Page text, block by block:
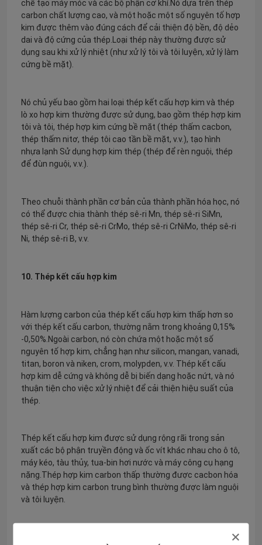
chế tạo máy móc và các bộ phận cơ khí.Nó dựa trên thép
carbon chất lượng cao, và một hoặc một số nguyên tố hợp
kim được thêm vào đúng cách để cải thiện độ bền, độ dẻo
dai và độ cứng của thép.Loại thép này thường được sử
dụng sau khi xử lý nhiệt (như xử lý tôi và tôi luyện, xử lý làm
cứng bề mặt).
Nó chủ yếu bao gồm hai loại thép kết cấu hợp kim và thép
lò xo hợp kim thường được sử dụng, bao gồm thép hợp kim
tôi và tôi, thép hợp kim cứng bề mặt (thép thấm cacbon,
thép thấm nitơ, thép tôi cao tần bề mặt, v.v.), tạo hình
nhựa lạnh Sử dụng hợp kim thép (thép để rèn nguội, thép
để đùn nguội, v.v.).
Theo chuỗi thành phần cơ bản của thành phần hóa học, nó
có thể được chia thành thép sê-ri Mn, thép sê-ri SiMn,
thép sê-ri Cr, thép sê-ri CrMo, thép sê-ri CrNiMo, thép sê-ri
Ni, thép sê-ri B, v.v.
10. Thép kết cấu hợp kim
Hàm lượng carbon của thép kết cấu hợp kim thấp hơn so
với thép kết cấu carbon, thường nằm trong khoảng 0,15%
-0,50%.Ngoài carbon, nó còn chứa một hoặc một số
nguyên tố hợp kim, chẳng hạn như silicon, mangan, vanadi,
titan, boron và niken, crom, molypden, v.v. Thép kết cấu
hợp kim dễ cứng và không dễ bị biến dạng hoặc nứt, và nó
thuận tiện cho việc xử lý nhiệt để cải thiện hiệu suất của
thép.
Thép kết cấu hợp kim được sử dụng rộng rãi trong sản
xuất các bộ phận truyền động và ốc vít khác nhau cho ô tô,
máy kéo, tàu thủy, tua-bin hơi nước và máy công cụ hạng
nặng.Thép hợp kim carbon thấp thường được cacbon hóa
và thép hợp kim carbon trung bình thường được làm nguội
và tôi luyện.